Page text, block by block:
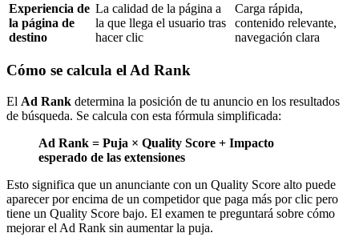
Experiencia de
la página de
destino
La calidad de la página a
la que llega el usuario tras
hacer clic
Carga rápida,
contenido relevante,
navegación clara
Cómo se calcula el Ad Rank
El Ad Rank determina la posición de tu anuncio en los resultados
de búsqueda. Se calcula con esta fórmula simplificada:
Ad Rank = Puja × Quality Score + Impacto
esperado de las extensiones
Esto significa que un anunciante con un Quality Score alto puede
aparecer por encima de un competidor que paga más por clic pero
tiene un Quality Score bajo. El examen te preguntará sobre cómo
mejorar el Ad Rank sin aumentar la puja.